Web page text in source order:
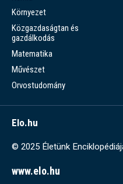
Környezet
Közgazdaságtan és
gazdálkodás
Matematika
Művészet
Orvostudomány
Elo.hu
© 2025 Életünk
www.elo.hu